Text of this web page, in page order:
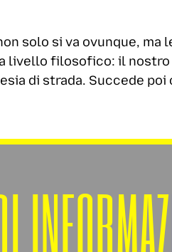
solo si va ovunque, ma
livello filosofico: il
di strada. Succede